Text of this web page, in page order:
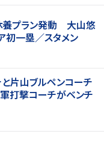
養プラン発動 大山悠
初一塁／スタメン
片山ブルペンコーチ
打撃コーチがベンチ